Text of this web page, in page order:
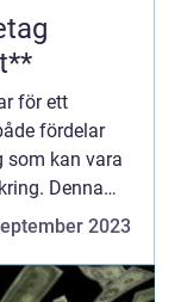
för ett
fördelar
som kan vara
Denna
med2023